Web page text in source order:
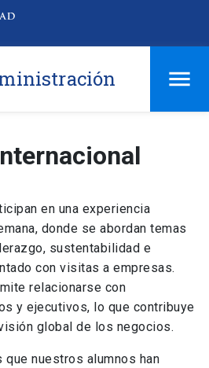
en una experiencia
donde se abordan temas
sustentabilidad e
con visitas a empresas.
relacionarse con
y ejecutivos, lo que contribuye
global de los negocios.
nuestros alumnos han